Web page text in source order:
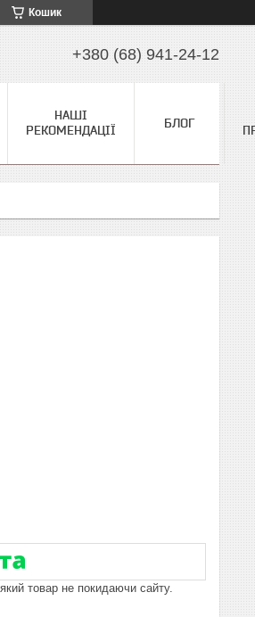
Кошик
+380 (68) 941-24-12
НАШІ
РЕКОМЕНДАЦІЇ
БЛОГ
товар не покидаючи сайту.